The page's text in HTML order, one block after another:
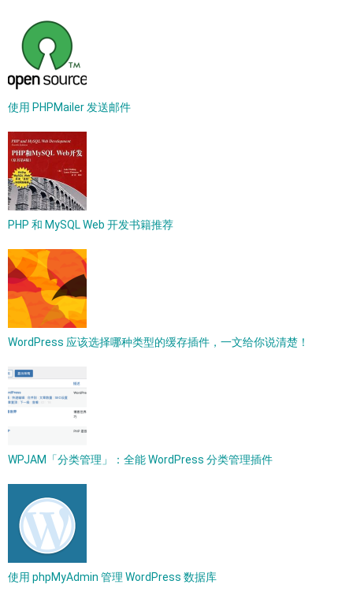
使用 PHPMailer 发送邮件
PHP 和 MySQL Web 开发书籍推荐
WordPress 应该选择哪种类型的缓存插件，一文给你说清楚！
WPJAM「分类管理」：全能 WordPress 分类管理插件
使用 phpMyAdmin 管理 WordPress 数据库